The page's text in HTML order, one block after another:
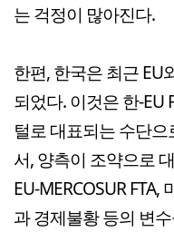
는 걱정이 많아진다.
한편, 한국은 최근 EU
되었다. 이것은 한-EU
털로 대표되는 수단
서, 양측이 조약으로
EU-MERCOSUR
과 경제불황 등의 변